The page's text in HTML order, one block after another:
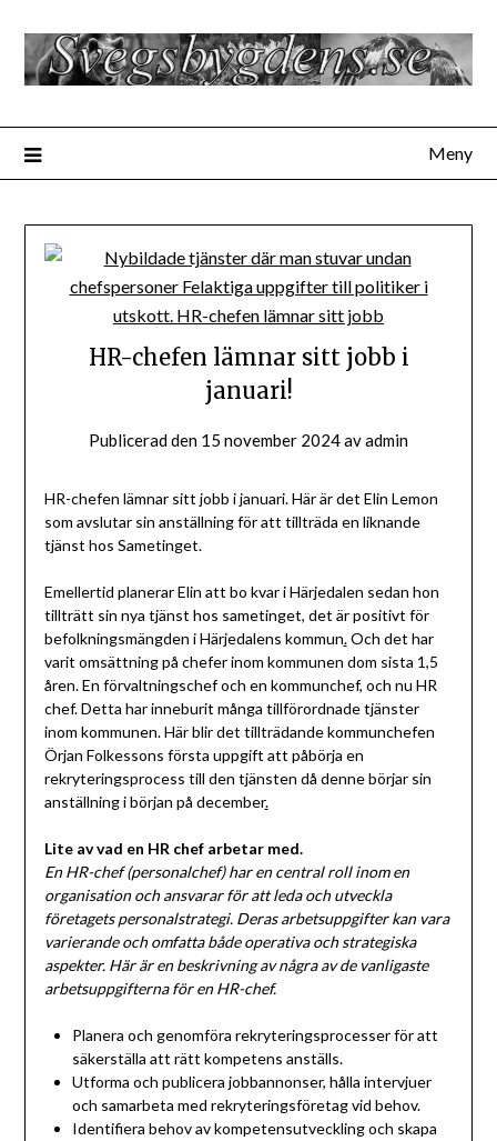
innehåll
Meny
HR-chefen lämnar sitt jobb i
januari!
Publicerad den 15 november 2024avadmin
HR-chefen lämnar sitt jobb i januari. Här är det Elin Lemon
som avslutar sin anställning för att tillträda en liknande
tjänst hos Sametinget.
Emellertid planerar Elin att bo kvar i Härjedalen sedan hon
tillträtt sin nya tjänst hos sametinget, det är positivt för
befolkningsmängden i Härjedalens kommun.Och det har
varit omsättning på chefer inom kommunen dom sista 1,5
åren. En förvaltningschef och en kommunchef, och nu HR
chef. Detta har inneburit många tillförordnade tjänster
inom kommunen. Här blir det tillträdande kommunchefen
Örjan Folkessons första uppgift att påbörja en
rekryteringsprocess till den tjänsten då denne börjar sin
anställning i början på december.
Lite av vad en HR chef arbetar med.
En HR-chef (personalchef) har en central roll inom en
organisation och ansvarar för att leda och utveckla
företagets personalstrategi. Deras arbetsuppgifter kan vara
varierande och omfatta både operativa och strategiska
aspekter. Här är en beskrivning av några av de vanligaste
arbetsuppgifterna för en HR-chef.
Planera och genomföra rekryteringsprocesser för att
säkerställa att rätt kompetens anställs.
Utforma och publicera jobbannonser, hålla intervjuer
och samarbeta med rekryteringsföretag vid behov.
Identifiera behov av kompetensutveckling och skapa